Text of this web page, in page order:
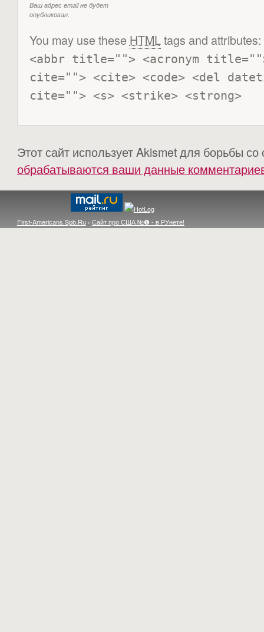
Ваш адрес email не будет
опубликован.
You may use these HTMLtags and attributes:
<abbr title=""> <acronym
cite=""> <cite> <code> <del
cite=""> <s> <strike> <strong>
Этот сайт использует Akismet для борьбы
обрабатываются ваши данные
First-Americans.Spb.Ru› Сайт про США №❶ - в РУнете!